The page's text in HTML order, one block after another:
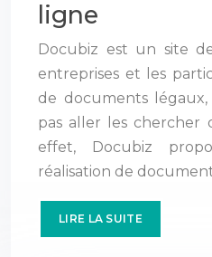
ligne
Docubiz est un site
entreprises et les
de documents
pas aller les chercher
effet, Docubiz
réalisation de
LIRE LA SUITE